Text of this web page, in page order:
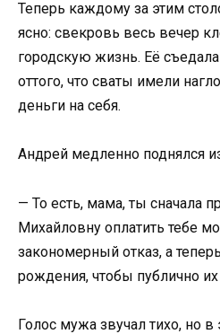
Теперь каждому за этим
ясно: свекровь весь вечер
городскую жизнь. Её съедала
оттого, что сваты имели
деньги на себя.
Андрей медленно поднялся
— То есть, мама, ты сначала
Михайловну оплатить тебе
закономерный отказ, а
рождения, чтобы публично
Голос мужа звучал тихо, но